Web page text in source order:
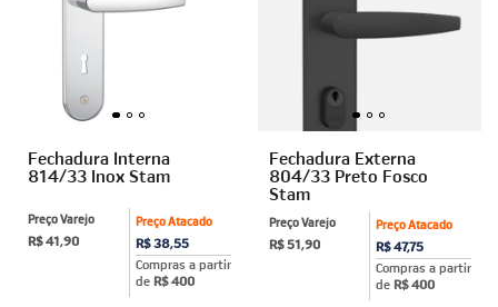
Fechadura Interna
814/33 Inox Stam
Preço Atacado
R$ 38,55
Compras a partir
de R$ 400
Preço Varejo
R$ 41,90
Fechadura Externa
804/33 Preto Fosco
Stam
Preço Atacado
R$ 47,75
Compras a partir
de R$ 400
Preço Varejo
R$ 51,90